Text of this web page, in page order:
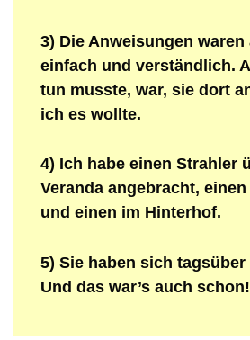
3) Die Anweisungen
einfach und verständlich.
tun musste, war, sie dort
ich es wollte.
4) Ich habe einen Strahler
Veranda angebracht,
und einen im Hinterhof.
5) Sie haben sich tagsüber
Und das war’s auch